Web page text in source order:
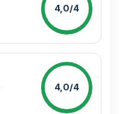
4,0/4
4,0/4